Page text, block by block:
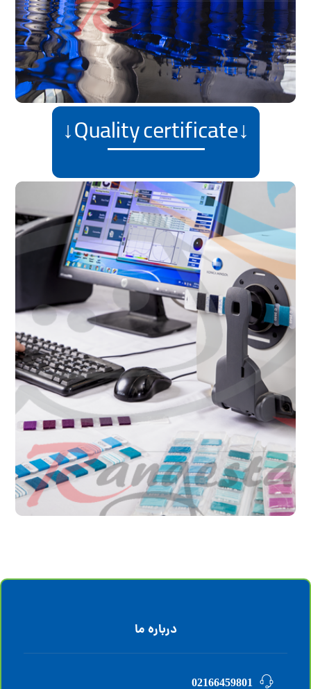
kg.
↓Quality certificate↓
تنوع ظرفیت رنگرزی
شناسنامه کیفیت
Providing quality specifications
of colored yarn to customers,
in accordance with global
standards
درباره ما
02166459801